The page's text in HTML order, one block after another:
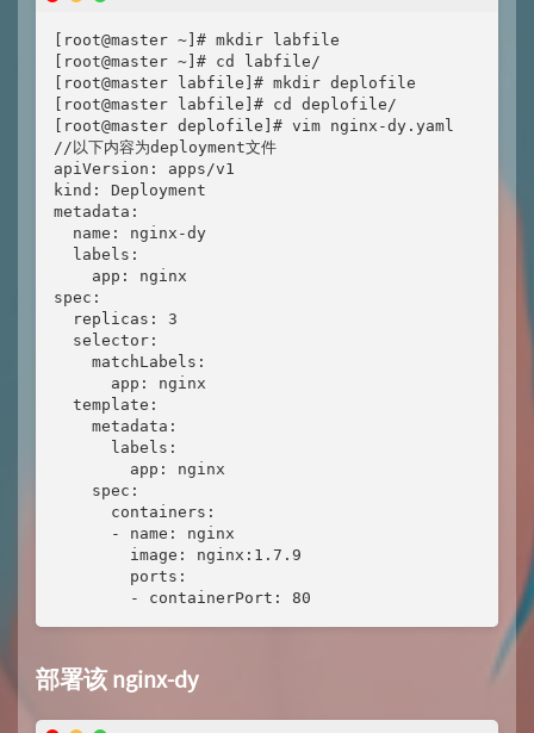
[root@master ~]# mkdir labfile
[root@master ~]# cd labfile/
[root@master labfile]# mkdir deplofile
[root@master labfile]# cd deplofile/
[root@master deplofile]# vim nginx-dy.yaml
//以下内容为deployment文件
apiVersion: apps/v1
kind: Deployment
metadata:
  name: nginx-dy
  labels:
app: nginx
spec:
  replicas: 3
  selector:
matchLabels:
app: nginx
  template:
metadata:
labels:
app: nginx
spec:
containers:
- name: nginx
image: nginx:1.7.9
ports:
- containerPort: 80
部署该 nginx-dy